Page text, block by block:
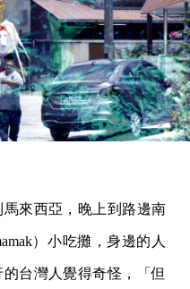
來西亞，晚上到路邊南
）小吃攤，身邊的人
台灣人覺得奇怪，「但